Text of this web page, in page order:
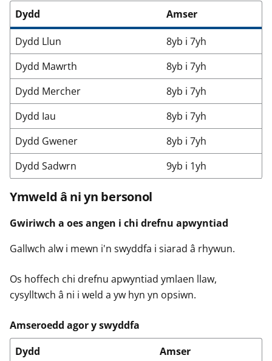
Dydd
Amser
Dydd Llun
8yb i 7yh
Dydd Mawrth
8yb i 7yh
Dydd Mercher
8yb i 7yh
Dydd Iau
8yb i 7yh
Dydd Gwener
8yb i 7yh
Dydd Sadwrn
9yb i 1yh
Ymweld â ni yn bersonol
Gwiriwch a oes angen i chi drefnu apwyntiad
Gallwch alw i mewn i'n swyddfa i siarad â rhywun.
Os hoffech chi drefnu apwyntiad ymlaen llaw,
cysylltwch â ni i weld a yw hyn yn opsiwn.
Amseroedd agor y swyddfa
Dydd
Amser